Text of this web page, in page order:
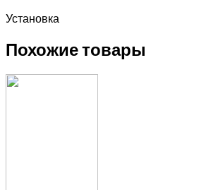
Установка
Похожие товары